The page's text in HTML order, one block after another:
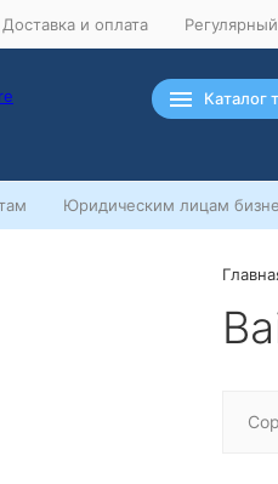
Доставка и оплата
Каталог
Юридическим лицам